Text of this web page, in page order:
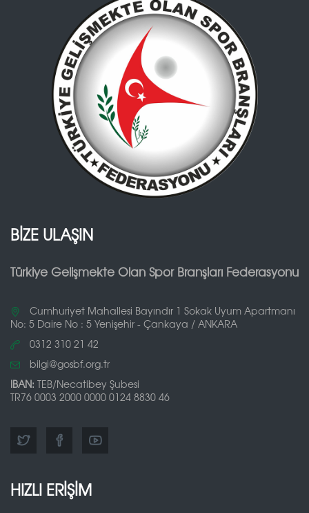
BİZE ULAŞIN
Türkiye Gelişmekte Olan Spor Branşları Federasyonu
Cumhuriyet Mahallesi Bayındır 1 Sokak Uyum Apartmanı
No: 5 Daire No : 5 Yenişehir - Çankaya / ANKARA
0312 310 21 42
bilgi@gosbf.org.tr
IBAN: TEB/Necatibey Şubesi
TR76 0003 2000 0000 0124 8830 46
HIZLI ERİŞİM